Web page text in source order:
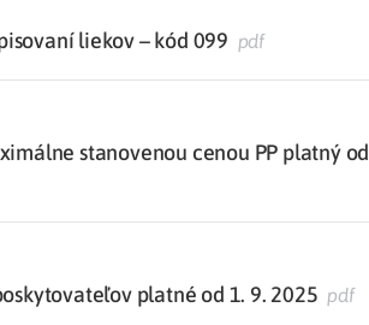
liekov – kód 099 pdf
stanovenou cenou PP platný od
platné od 1. 9. 2025 pdf